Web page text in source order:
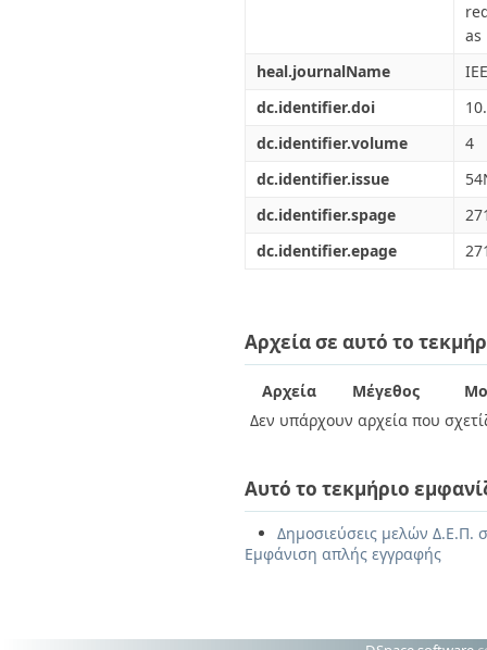
as
heal.journalName
dc.identifier.doi
dc.identifier.volume
4
dc.identifier.issue
dc.identifier.spage
dc.identifier.epage
Αρχεία σε αυτό το
Αρχεία Μέγεθος
Δεν υπάρχουν αρχεία που
Αυτό το τεκμήριο
Δημοσιεύσεις μελών Δ.Ε.Π.
Εμφάνιση απλής εγγραφής